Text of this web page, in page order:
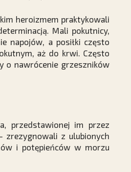
heroizmem praktykowali
Mali pokutnicy,
napojów, a posiłki często
aż do krwi. Często
o nawrócenie grzeszników
przedstawionej im przez
zrezygnowali z ulubionych
i potępieńców w morzu